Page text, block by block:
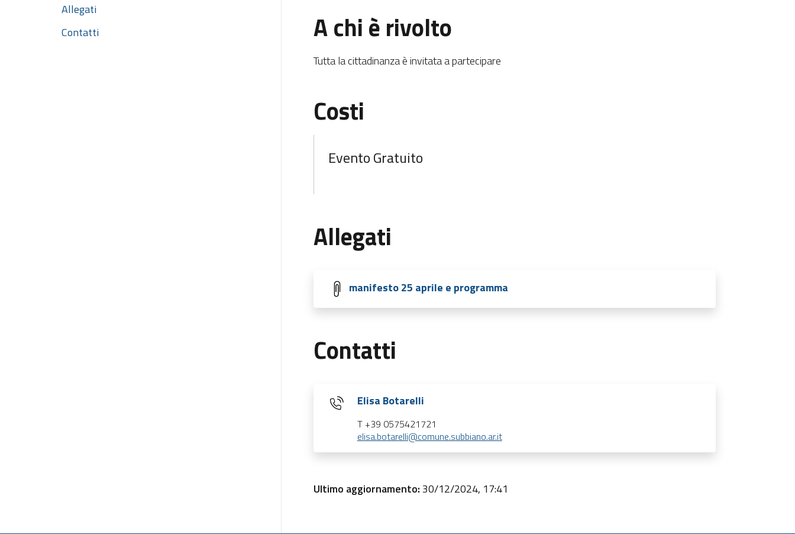
Allegati
Contatti
A chi è rivolto
Tutta la cittadinanza è invitata a partecipare
Costi
Evento Gratuito
Allegati
manifesto 25 aprile e programma
Contatti
Elisa Botarelli
T +39 0575421721
elisa.botarelli@comune.subbiano.ar.it
Ultimo aggiornamento:30/12/2024, 17:41